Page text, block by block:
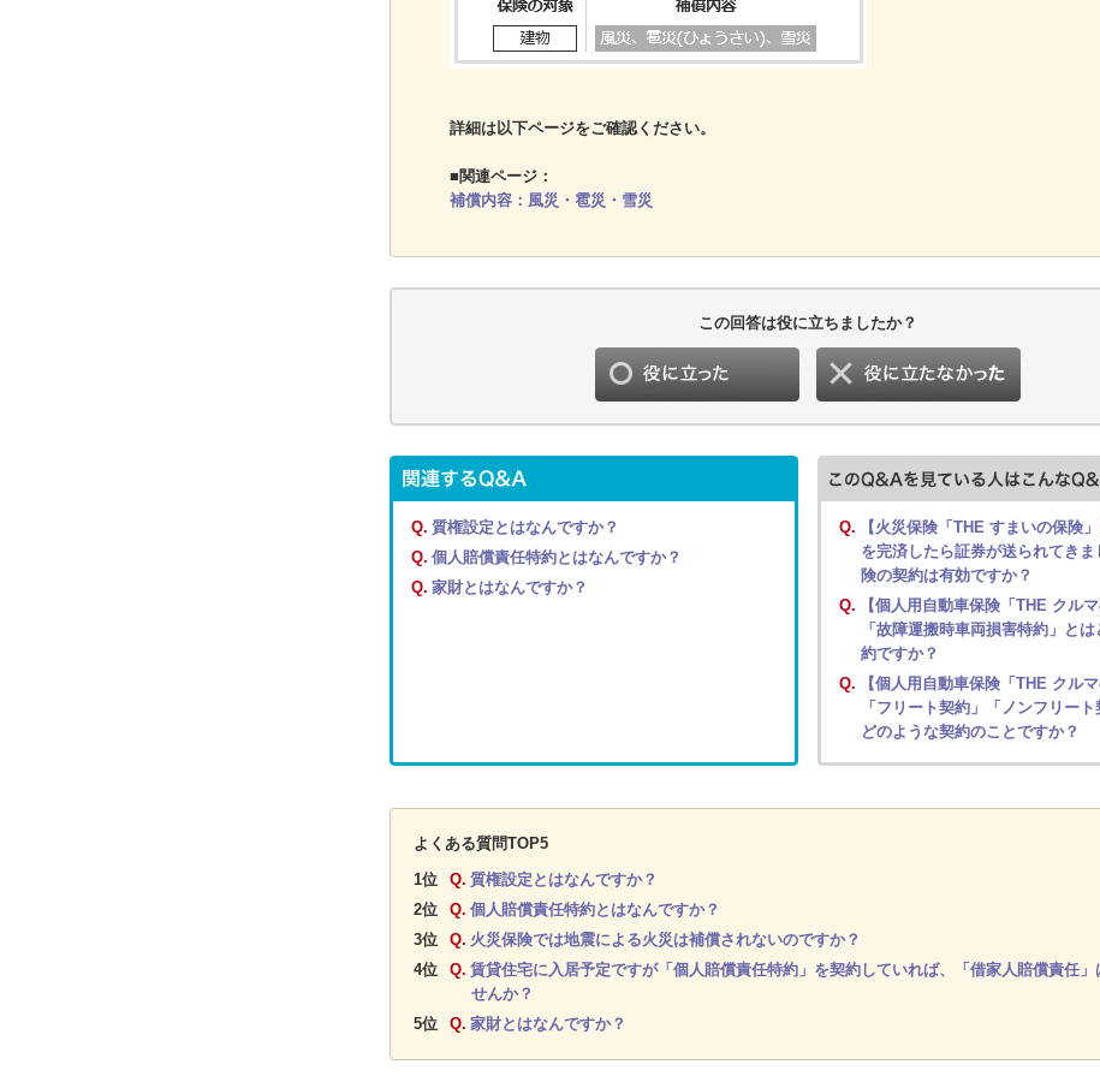
詳細は以下ページをご確認ください。
■関連ページ：
補償内容：風災・雹災・雪災
この回答は役に立ちましたか？
Q. 質権設定とはなんですか？
Q. 個人賠償責任特約とはなんですか？
Q. 家財とはなんですか？
Q.
【火災保険「THE すまいの保険
を完済したら証券が送られてき
険の契約は有効ですか？
Q.
【個人用自動車保険「THE クルマ
「故障運搬時車両損害特約」と
約ですか？
Q.
【個人用自動車保険「THE クルマ
「フリート契約」「ノンフリート
どのような契約のことですか？
よくある質問TOP5
1位
Q. 質権設定とはなんですか？
2位
Q. 個人賠償責任特約とはなんですか？
3位
Q. 火災保険では地震による火災は補償されないのですか？
4位
Q. 賃貸住宅に入居予定ですが「個人賠償責任特約」を契約していれば、「借家人賠償責任」
せんか？
5位
Q. 家財とはなんですか？